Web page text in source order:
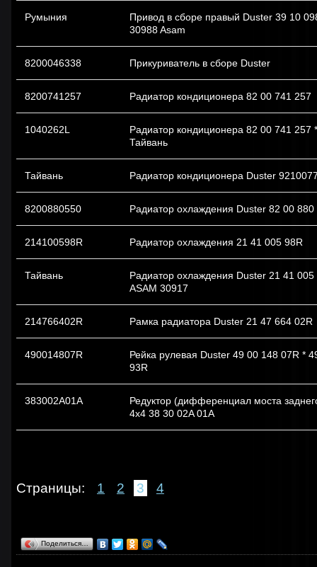
Румыния
Привод в сборе правый Duster 39 10
30988 Asam
8200046338 Прикуриватель в сборе Duster
8200741257 Радиатор кондиционера 82 00 741 257
1040262L
Радиатор кондиционера 82 00 741 257
Тайвань
Тайвань Радиатор кондиционера Duster
8200880550 Радиатор охлаждения Duster 82 00 880
214100598R Радиатор охлаждения 21 41 005 98R
Тайвань
Радиатор охлаждения Duster 21 41 005
ASAM 30917
214766402R Рамка радиатора Duster 21 47 664 02R
490014807R
Рейка рулевая Duster 49 00 148 07R *
93R
383002A01A
Редуктор (дифференциал моста
4x4 38 30 02A 01A
Страницы: 1 2 3 4
Поделиться…